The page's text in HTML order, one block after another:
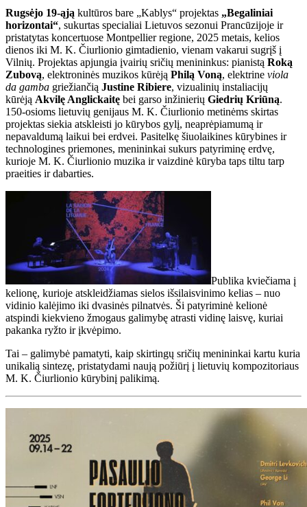
Rugsėjo 19-ąją kultūros bare „Kablys“ projektas „Begaliniai
horizontai“, sukurtas specialiai Lietuvos sezonui Prancūzijoje ir
pristatytas koncertuose Montpellier regione, 2025 metais, kelios
dienos iki M. K. Čiurlionio gimtadienio, vienam vakarui sugrįš į
Vilnių. Projektas apjungia įvairių sričių menininkus: pianistą Roką
Zubovą, elektroninės muzikos kūrėją Philą Voną, elektrine viola
da gamba griežiančią Justine Ribiere, vizualinių instaliacijų
kūrėją Akvilę Anglickaitę bei garso inžinierių Giedrių Kriūną.
150-osioms lietuvių genijaus M. K. Čiurlionio metinėms skirtas
projektas siekia atskleisti jo kūrybos gylį, neaprėpiamumą ir
nepavaldumą laikui bei erdvei. Pasitelkę šiuolaikines kūrybines ir
technologines priemones, menininkai sukurs patyriminę erdvę,
kurioje M. K. Čiurlionio muzika ir vaizdinė kūryba taps tiltu tarp
praeities ir dabarties.
Publika kviečiama į
kelionę, kurioje atskleidžiamas sielos išsilaisvinimo kelias – nuo
vidinio kalėjimo iki dvasinės pilnatvės. Ši patyriminė kelionė
atspindi kiekvieno žmogaus galimybę atrasti vidinę laisvę, kuriai
pakanka ryžto ir įkvėpimo.
Tai – galimybė pamatyti, kaip skirtingų sričių menininkai kartu kuria
unikalią sintezę, pristatydami naują požiūrį į lietuvių kompozitoriaus
M. K. Čiurlionio kūrybinį palikimą.